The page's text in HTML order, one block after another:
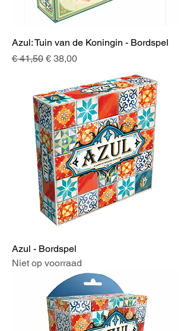
Azul: Tuin van de Koningin - Bordspel
Normale prijs
€ 41,50 Verkoopprijs
€ 38,00
Azul - Bordspel
Niet op voorraad